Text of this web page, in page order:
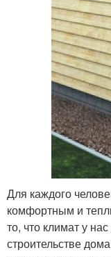
Для каждого
комфортным и
то, что климат у
строительстве